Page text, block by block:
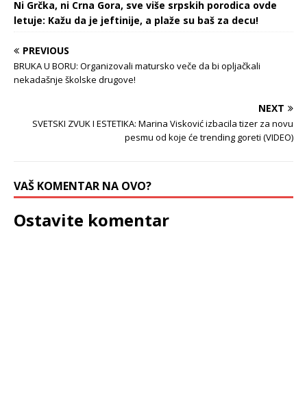
Ni Grčka, ni Crna Gora, sve više srpskih porodica ovde
letuje: Kažu da je jeftinije, a plaže su baš za decu!
PREVIOUS
BRUKA U BORU: Organizovali matursko veče da bi opljačkali
nekadašnje školske drugove!
NEXT
SVETSKI ZVUK I ESTETIKA: Marina Visković izbacila tizer za novu
pesmu od koje će trending goreti (VIDEO)
VAŠ KOMENTAR NA OVO?
Ostavite komentar